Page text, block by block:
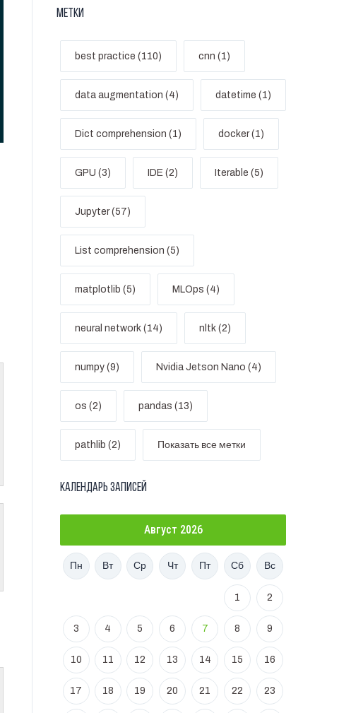
Метки
best practice (110) cnn (1)
data augmentation (4) datetime (1)
Dict comprehension (1) docker (1)
GPU (3) IDE (2) Iterable (5)
Jupyter (57)
List comprehension (5)
matplotlib (5) MLOps (4)
neural network (14) nltk (2)
numpy (9) Nvidia Jetson Nano (4)
os (2) pandas (13)
pathlib (2) Показать все метки
Календарь записей
Август 2026
Пн Вт Ср Чт Пт Сб Вс
1 2
3 4 5 6 7 8 9
10 11 12 13 14 15 16
17 18 19 20 21 22 23